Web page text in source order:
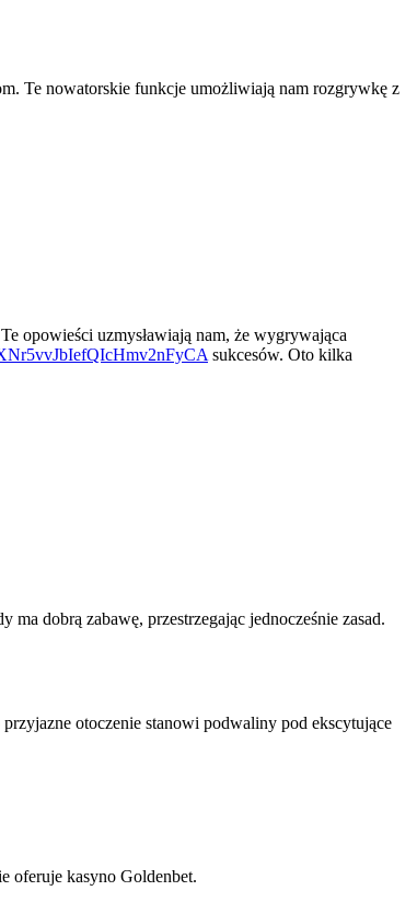
Te nowatorskie funkcje umożliwiają nam rozgrywkę z
opowieści uzmysławiają nam, że wygrywająca
sukcesów. Oto kilka
dobrą zabawę, przestrzegając jednocześnie zasad.
otoczenie stanowi podwaliny pod ekscytujące
oferuje kasyno Goldenbet.